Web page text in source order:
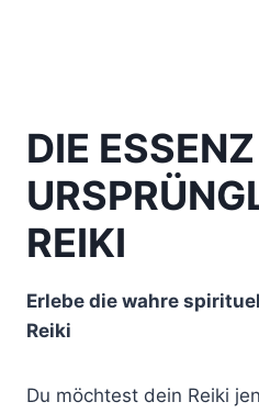
DIE
REIKI
Erlebe die wahre
Reiki
Du möchtest dein Reiki